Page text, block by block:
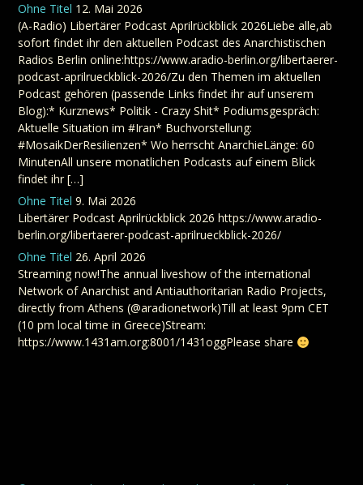
Ohne Titel 12. Mai 2026
(A-Radio) Libertärer Podcast Aprilrückblick 2026Liebe alle,ab
sofort findet ihr den aktuellen Podcast des Anarchistischen
Radios Berlin online:https://www.aradio-berlin.org/libertaerer-
podcast-aprilrueckblick-2026/Zu den Themen im aktuellen
Podcast gehören (passende Links findet ihr auf unserem
Blog):* Kurznews* Politik - Crazy Shit* Podiumsgespräch:
Aktuelle Situation im #Iran* Buchvorstellung:
#MosaikDerResilienzen* Wo herrscht AnarchieLänge: 60
MinutenAll unsere monatlichen Podcasts auf einem Blick
findet ihr […]
Ohne Titel 9. Mai 2026
Libertärer Podcast Aprilrückblick 2026 https://www.aradio-
berlin.org/libertaerer-podcast-aprilrueckblick-2026/
Ohne Titel 26. April 2026
Streaming now!The annual liveshow of the international
Network of Anarchist and Antiauthoritarian Radio Projects,
directly from Athens (@aradionetwork)Till at least 9pm CET
(10 pm local time in Greece)Stream:
https://www.1431am.org:8001/1431oggPlease share